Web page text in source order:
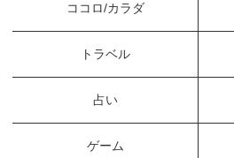
ココロ/カラダ
トラベル
占い
ゲーム